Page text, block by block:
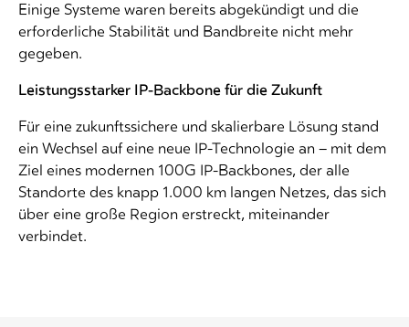
Einige Systeme waren bereits abgekündigt und die
erforderliche Stabilität und Bandbreite nicht mehr
gegeben.
Leistungsstarker IP-Backbone für die Zukunft
Für eine zukunftssichere und skalierbare Lösung stand
ein Wechsel auf eine neue IP-Technologie an – mit dem
Ziel eines modernen 100G IP-Backbones, der alle
Standorte des knapp 1.000 km langen Netzes, das sich
über eine große Region erstreckt, miteinander
verbindet.